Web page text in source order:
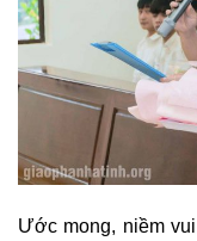
Ước mong, niềm